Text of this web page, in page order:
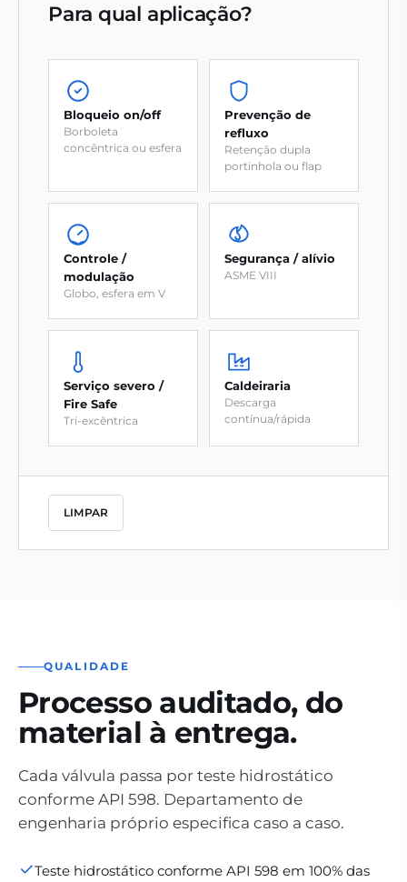
Para qual aplicação?
Bloqueio on/off
Borboleta
concêntrica ou esfera
Prevenção de
refluxo
Retenção dupla
portinhola ou flap
Controle /
modulação
Globo, esfera em V
Segurança / alívio
ASME VIII
Serviço severo /
Fire Safe
Tri-excêntrica
Caldeiraria
Descarga
contínua/rápida
LIMPAR
QUALIDADE
Processo auditado, do
material à entrega.
Cada válvula passa por teste hidrostático
conforme API 598. Departamento de
engenharia próprio especifica caso a caso.
Teste hidrostático conforme API 598 em 100% das